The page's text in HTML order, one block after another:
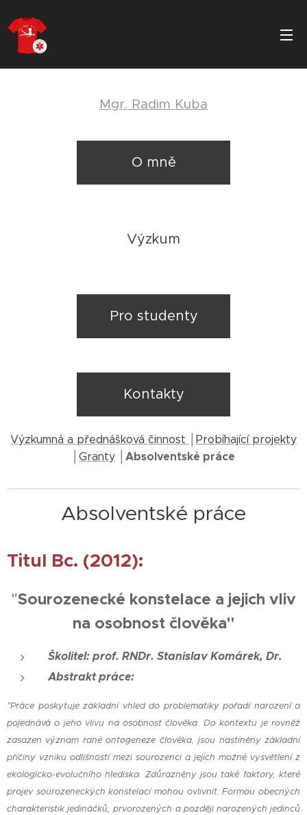
Mgr. Radim Kuba
O mně
Výzkum
Pro studenty
Kontakty
Výzkumná a přednášková činnost Probíhající projekty
Granty │Absolventské práce
Absolventské práce
Titul Bc. (2012):
"Sourozenecké konstelace a jejich vliv
na osobnost člověka"
Školitel: prof. RNDr. Stanislav Komárek, Dr.
Abstrakt práce:
"Práce poskytuje základní vhled do problematiky pořadí narození a
pojednává o jeho vlivu na osobnost člověka. Do kontextu je rovněž
zasazen význam rané ontogeneze člověka, jsou nastíněny základní
příčiny vzniku odlišností mezi sourozenci a jejich možné vysvětlení z
ekologicko-evolučního hlediska. Zdůrazněny jsou také faktory, které
projev sourozeneckých konstelací mohou ovlivnit. Formou obecných
charakteristik jedináčků, prvorozených a později narozených jedinců